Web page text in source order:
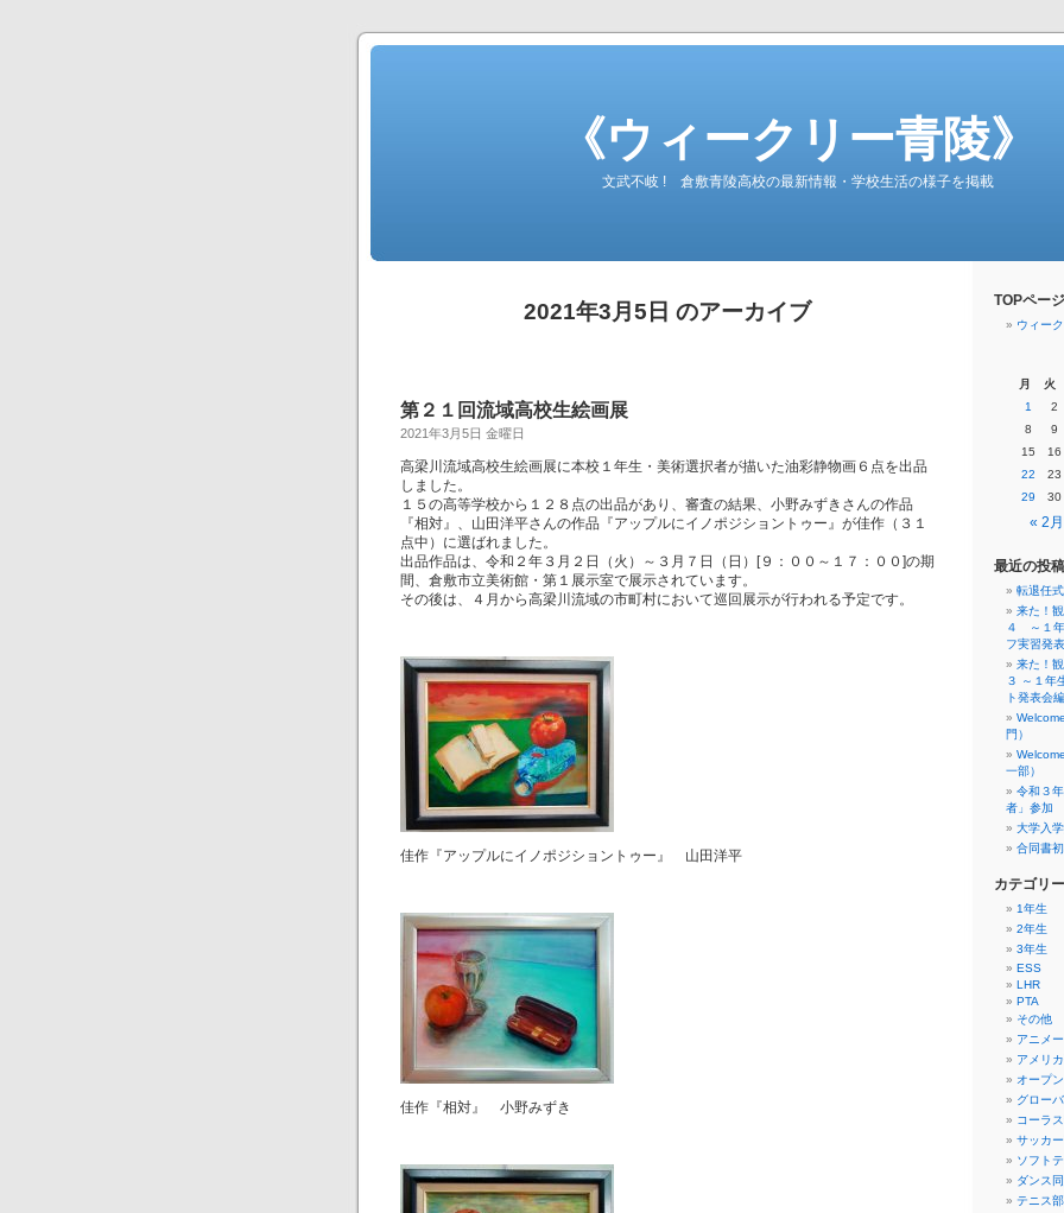
《ウィークリー青陵》
文武不岐 ! 倉敷青陵高校の最新情報・学校生活の様子を掲載
2021年3月5日 のアーカイブ
第２１回流域高校生絵画展
2021年3月5日 金曜日
高梁川流域高校生絵画展に本校１年生・美術選択者が描いた油彩静物画６点を出品
しました。
１５の高等学校から１２８点の出品があり、審査の結果、小野みずきさんの作品
『相対』、山田洋平さんの作品『アップルにイノポジショントゥー』が佳作（３１
点中）に選ばれました。
出品作品は、令和２年３月２日（火）～３月７日（日）[９：００～１７：００]の期
間、倉敷市立美術館・第１展示室で展示されています。
その後は、４月から高梁川流域の市町村において巡回展示が行われる予定です。
佳作『アップルにイノポジショントゥー』 山田洋平
佳作『相対』 小野みずき
TOPペー
ウィー
月 火
« 2月
1 2
8
9
15
16
22
23
29
30
最近の投稿
転退任
来た！
４ ～１
フ実習発
来た！
３ ～１年
ト発表会
門）
一部）
令和３
者」参加
大学入
合同書
カテゴリー
1年生
2年生
3年生
ESS
LHR
PTA
その他
アニメ
アメリ
オープ
グロー
コーラ
サッカ
ソフト
ダンス
テニス部